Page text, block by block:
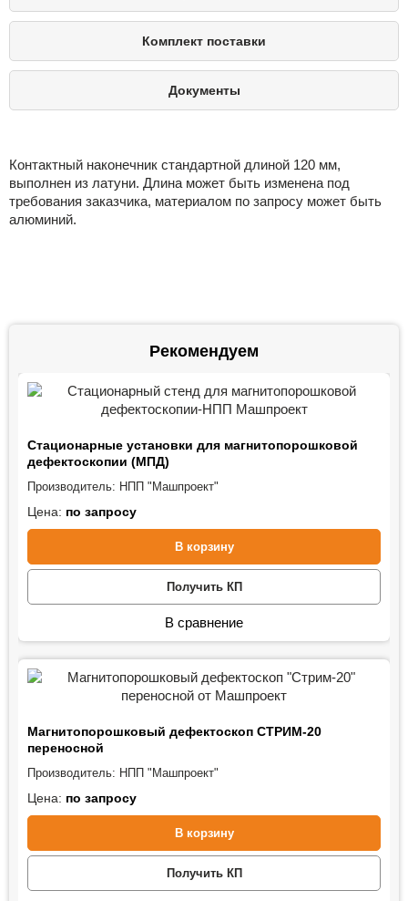
Комплект поставки
Документы
Контактный наконечник стандартной длиной 120 мм,
выполнен из латуни. Длина может быть изменена под
требования заказчика, материалом по запросу может быть
алюминий.
Рекомендуем
Стационарные установки для магнитопорошковой
дефектоскопии (МПД)
Производитель: НПП "Машпроект"
Цена: по запросу
В корзину
Получить КП
В сравнение
Магнитопорошковый дефектоскоп СТРИМ-20
переносной
Производитель: НПП "Машпроект"
Цена: по запросу
В корзину
Получить КП